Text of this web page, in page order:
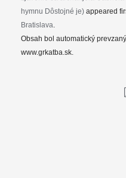
hymnu Dôstojné je) appeared
Bratislava.
Obsah bol automatický
www.grkatba.sk.